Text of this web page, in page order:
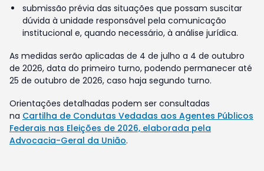
submissão prévia das situações que possam suscitar
dúvida à unidade responsável pela comunicação
institucional e, quando necessário, à análise jurídica.
As medidas serão aplicadas de 4 de julho a 4 de outubro
de 2026, data do primeiro turno, podendo permanecer até
25 de outubro de 2026, caso haja segundo turno.
Orientações detalhadas podem ser consultadas
na Cartilha de Condutas Vedadas aos Agentes Públicos
Federais nas Eleições de 2026, elaborada pela
Advocacia-Geral da União.